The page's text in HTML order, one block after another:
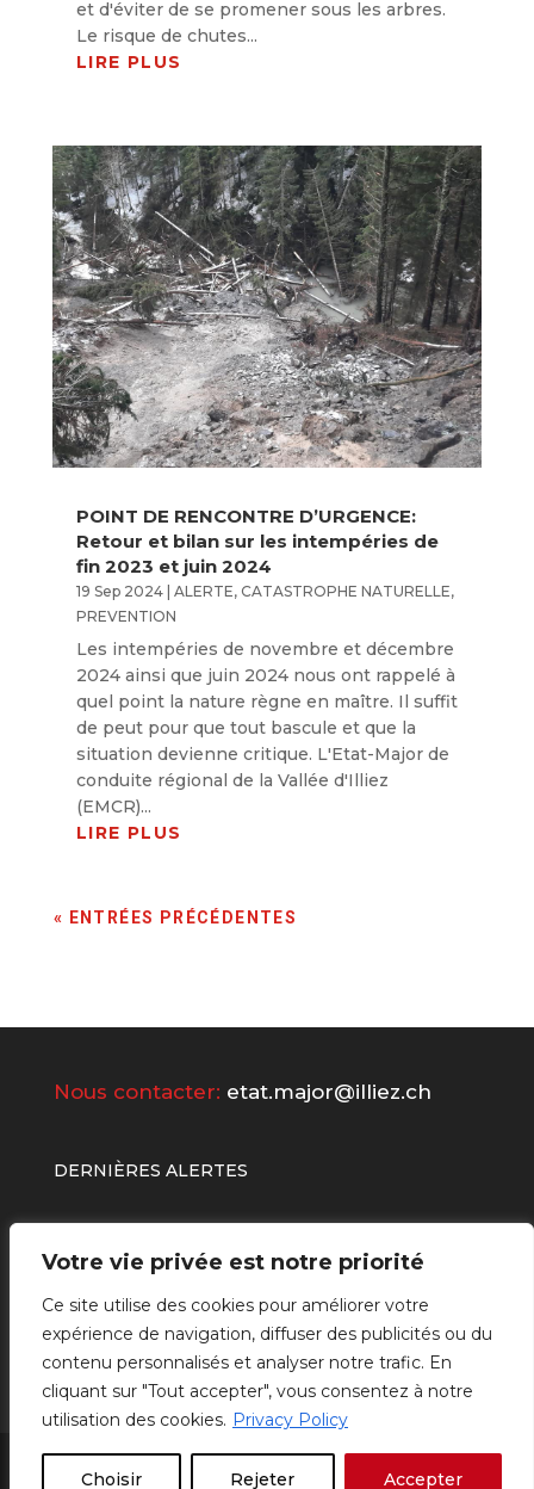
Votre vie privée est notre priorité
Ce site utilise des cookies pour améliorer votre
expérience de navigation, diffuser des publicités ou du
contenu personnalisés et analyser notre trafic. En
cliquant sur "Tout accepter", vous consentez à notre
utilisation des cookies. Privacy Policy
Choisir Rejeter Accepter
et d'éviter de se promener sous les arbres.
Le risque de chutes...
LIRE PLUS
POINT DE RENCONTRE D’URGENCE:
Retour et bilan sur les intempéries de
fin 2023 et juin 2024
19 Sep 2024| ALERTE, CATASTROPHE NATURELLE,
PREVENTION
Les intempéries de novembre et décembre
2024 ainsi que juin 2024 nous ont rappelé à
quel point la nature règne en maître. Il suffit
de peut pour que tout bascule et que la
situation devienne critique. L'Etat-Major de
conduite régional de la Vallée d'Illiez
(EMCR)...
LIRE PLUS
« ENTRÉES PRÉCÉDENTES
Nous contacter: etat.major@illiez.ch
DERNIÈRES ALERTES
Powered by
Be Social Management &